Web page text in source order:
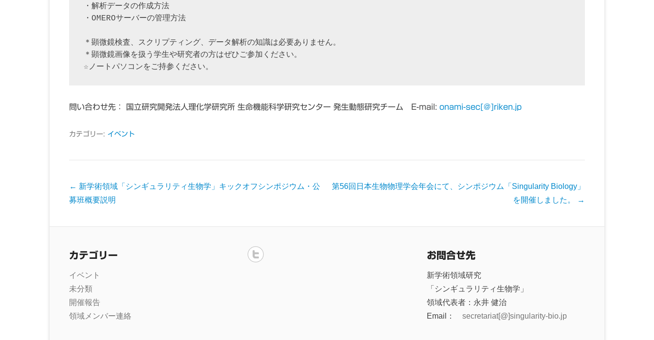
・解析データの作成方法
・OMEROサーバーの管理方法
＊顕微鏡検査、スクリプティング、データ解析の知識は必要ありません。
＊顕微鏡画像を扱う学生や研究者の方はぜひご参加ください。
☆ノートパソコンをご持参ください。
問い合わせ先： 国立研究開発法人理化学研究所 生命機能科学研究センター 発生動態研究チーム E-mail: onami-sec[＠]riken.jp
カテゴリー: イベント
投
稿
ビ
ー
ョ
ン
← 新学術領域「シンギュラリティ生物学」キックオフシンポジウム・公
募班概要説明
第56回日本生物物理学会年会にて、シンポジウム「Singularity Biology」
を開催しました。
→
カテゴリー
イベント
未分類
開催報告
領域メンバー連絡
お問合せ先
新学術領域研究
「シンギュラリティ生物学」
領域代表者：永井 健治
Email： secretariat[@]singularity-bio.jp